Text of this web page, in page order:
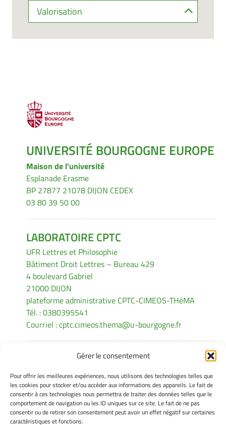
Gérer le consentement
Pour offrir les meilleures expériences, nous utilisons des technologies telles que
les cookies pour stocker et/ou accéder aux informations des appareils. Le fait de
consentir à ces technologies nous permettra de traiter des données telles que le
comportement de navigation ou les ID uniques sur ce site. Le fait de ne pas
consentir ou de retirer son consentement peut avoir un effet négatif sur certaines
caractéristiques et fonctions.
Valorisation
UNIVERSITÉ BOURGOGNE EUROPE
Maison de l'université
Esplanade Erasme
BP 27877 21078 DIJON CEDEX
03 80 39 50 00
LABORATOIRE CPTC
UFR Lettres et Philosophie
Bâtiment Droit Lettres – Bureau 429
4 boulevard Gabriel
21000 DIJON
plateforme administrative CPTC-CIMEOS-THéMA
Tél. : 0380395541
Courriel :cptc.cimeos.thema@u-bourgogne.fr
INFORMATIONS LÉGALES
Mentions légales
Gérer mes cookies
Politique de cookies
Déclaration de confidentialité